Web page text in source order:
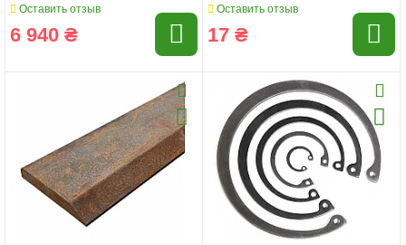
Оставить отзыв
6 940 ₴
Оставить отзыв
17 ₴